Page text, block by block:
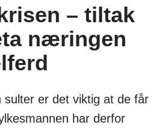
a
k
o
m
m
– tiltak
næringen
sulter er det viktig at de får
har derfor